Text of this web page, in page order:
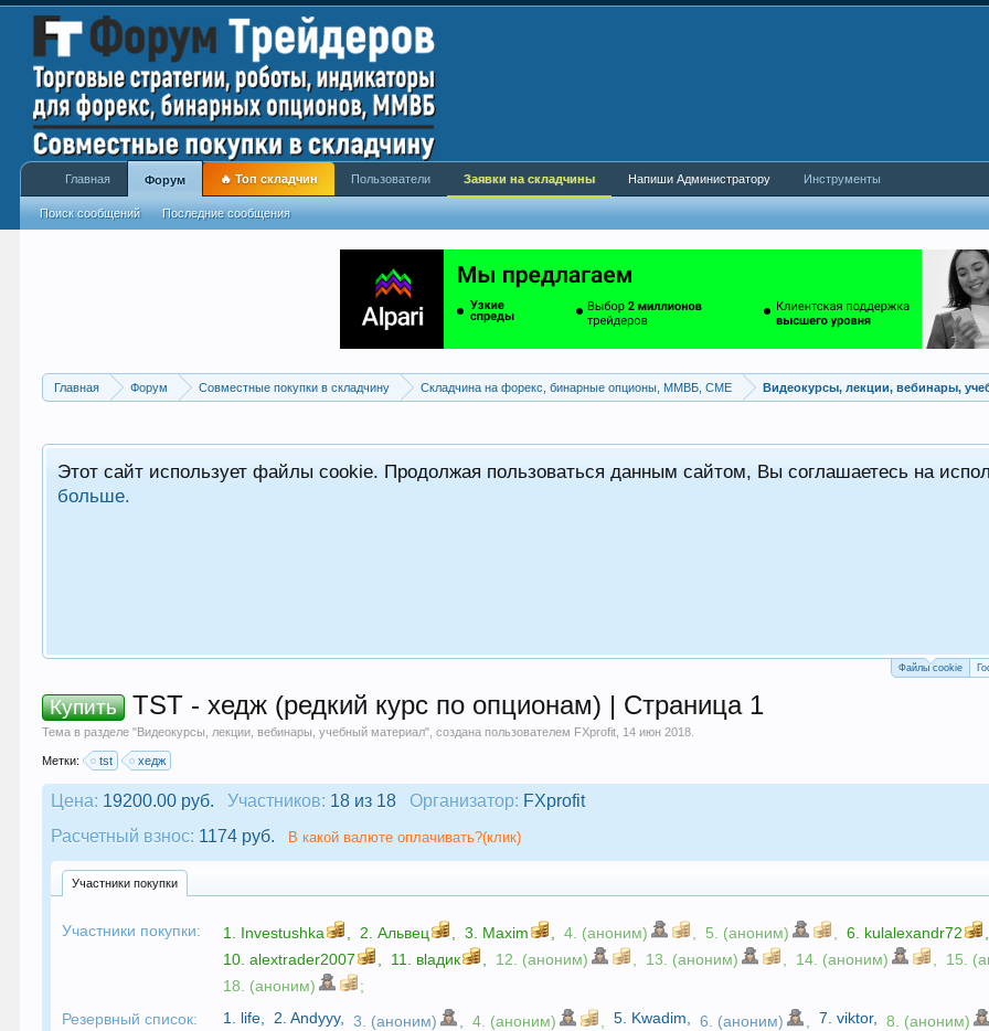
Главная Форум Совместные покупки в складчину Складчина на форекс, бинарные опционы, ММВБ, CME Видеокурсы, лекции, вебинары,
Этот сайт использует файлы cookie. Продолжая пользоваться данным сайтом, Вы соглашаетесь на
больше.
Файлы cookie
Купить TST - хедж (pедкий курс по опционам) | Страница 1
Тема в разделе "Видеокурсы, лекции, вебинары, учебный материал", создана пользователем FXprofit 14 июн 2018
Метки: tst хедж
Цена: 19200.00 руб. Участников: 18 из 18 Организатор: FXprofit
Расчетный взнос: 1174 руб. В какой валюте оплачивать?(клик)
Участники покупки
Участники покупки: 1. Investushka 2.Альвец 3. Maxim 4. (аноним) 5. (аноним) 6. kulalexandr72
10.alextrader2007 11. вlaдик 12. (аноним) 13. (аноним) 14. (аноним) 15.
18. (аноним)
;
Резервный список:
1. life 2.Andyyy, 3. (аноним) 4. (аноним) 5. Kwadim 6. (аноним) 7.viktor, 8. (аноним)
Главная Форум
Поиск сообщений Последние сообщения
🔥 Топ складчин Пользователи Заявки на складчины Напиши Администратору Инструменты